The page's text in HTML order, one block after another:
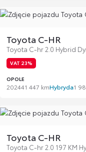
Toyota C-HR
Toyota C-hr 2.0 Hybrid
VAT 23%
OPOLE
202441 447 kmHybryda1
Toyota C-HR
Toyota C-hr 2.0 197 KM